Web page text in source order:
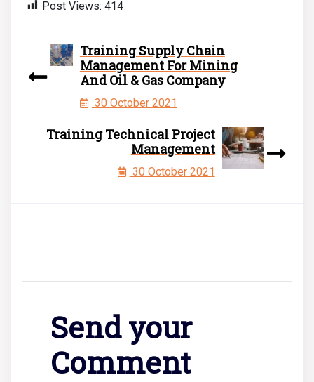
Post Views: 414
Training Supply Chain
Management For Mining
And Oil & Gas Company
30 October 2021
Training Technical Project
Management
30 October 2021
Send your
Comment